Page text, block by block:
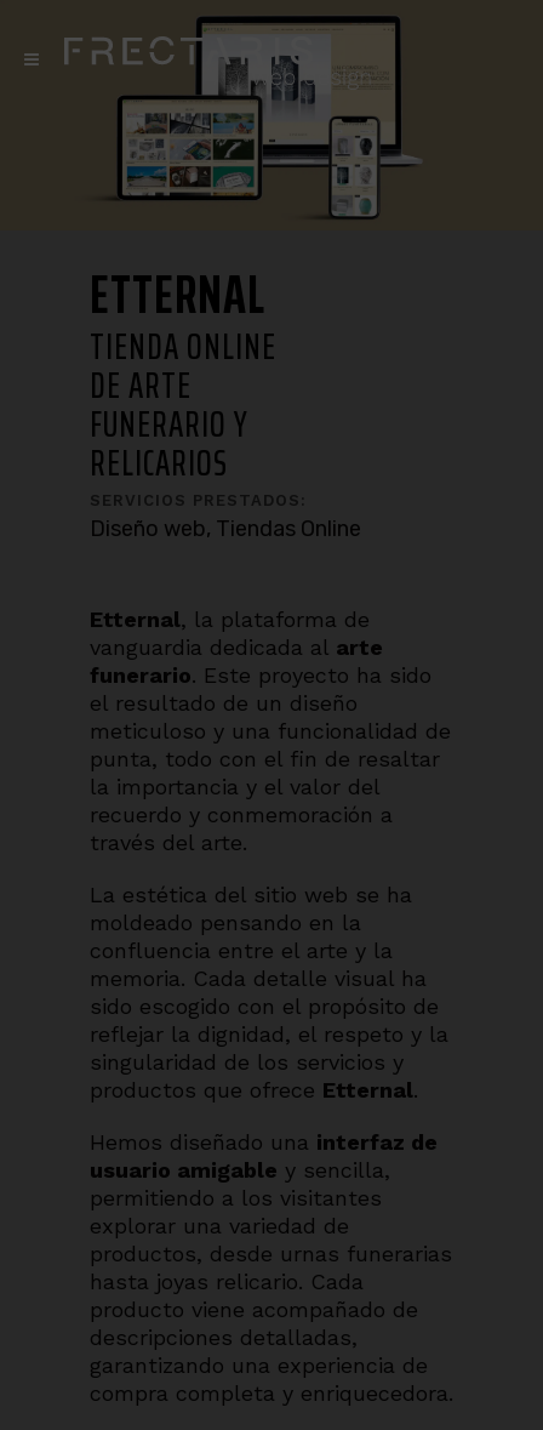
ETTERNAL
TIENDA ONLINE
DE ARTE
FUNERARIO Y
RELICARIOS
SERVICIOS PRESTADOS:
Diseño web, Tiendas Online
Etternal, la plataforma de
vanguardia dedicada al arte
funerario. Este proyecto ha sido
el resultado de un diseño
meticuloso y una funcionalidad de
punta, todo con el fin de resaltar
la importancia y el valor del
recuerdo y conmemoración a
través del arte.
La estética del sitio web se ha
moldeado pensando en la
confluencia entre el arte y la
memoria. Cada detalle visual ha
sido escogido con el propósito de
reflejar la dignidad, el respeto y la
singularidad de los servicios y
productos que ofrece Etternal.
Hemos diseñado una interfaz de
usuario amigable y sencilla,
permitiendo a los visitantes
explorar una variedad de
productos, desde urnas funerarias
hasta joyas relicario. Cada
producto viene acompañado de
descripciones detalladas,
garantizando una experiencia de
compra completa y enriquecedora.